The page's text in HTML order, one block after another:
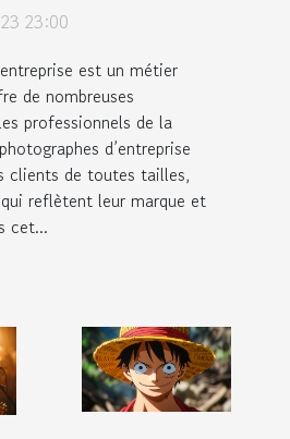
23:00
est un métier
de nombreuses
professionnels de la
d’entreprise
clients de toutes tailles,
reflètent leur marque et
cet...